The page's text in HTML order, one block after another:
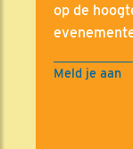
op de
Meld je aan